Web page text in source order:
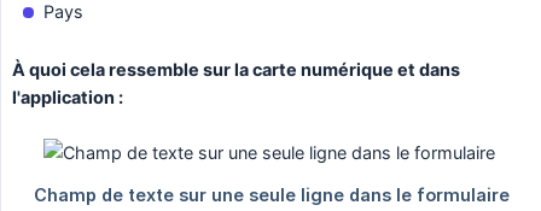
Pays
À quoi cela ressemble sur la carte numérique et dans
l'application :